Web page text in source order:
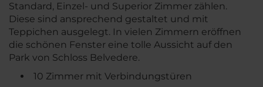
Standard, Einzel- und Superior Zimmer zählen.
Diese sind ansprechend gestaltet und mit
Teppichen ausgelegt. In vielen Zimmern eröffnen
die schönen Fenster eine tolle Aussicht auf den
Park von Schloss Belvedere.
10 Zimmer mit Verbindungstüren